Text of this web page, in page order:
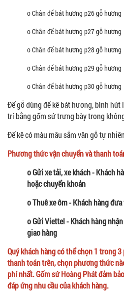
o Chân đế bát hương p26 gỗ hương
o Chân đế bát hương p27 gỗ hương
o Chân đế bát hương p28 gỗ hương
o Chân đế bát hương p29 gỗ hương
o Chân đế bát hương p30 gỗ hương
Đế gỗ dùng để kê bát hương, bình hút
trí bằng gốm sứ trưng bày trong
Đế kê có màu mâu sẫm vân gỗ tự
Phương thức vận chuyển và thanh
o Gửi xe tải, xe khách - Khách
hoặc chuyển khoản
o Thuê xe ôm - Khách hàng
o Gửi Viettel - Khách hàng
giao hàng
Quý khách hàng có thể chọn 1 trong
thanh toán trên, chọn phương thức
phí nhất. Gốm sứ Hoàng Phát đảm
đáp ứng nhu cầu của khách hàng.